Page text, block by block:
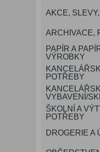
A
AKCE,
ARCHIVACE,
PAPÍR A
VÝROBKY
POTŘEBY
VYBAVENÍ/
ŠKOLNÍ A
POTŘEBY
DROGERIE A